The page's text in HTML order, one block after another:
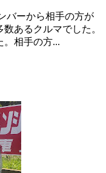
バーから相手の方が
あるクルマでした。
。相手の方...